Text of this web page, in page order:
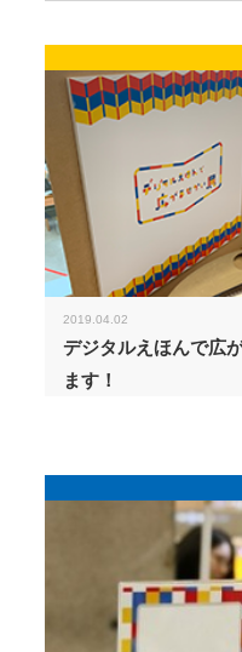
2019.04.02
デジタルえほんで広
ます！